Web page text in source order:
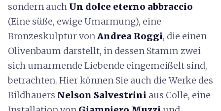
sondern auch Un dolce eterno abbraccio
(Eine süße, ewige Umarmung), eine
Bronzeskulptur vonAndrea Roggi, die einen
Olivenbaum darstellt, in dessen Stamm zwei
sich umarmende Liebende eingemeißelt sind,
betrachten. Hier können Sie auch die Werke des
Bildhauers Nelson Salvestrini aus Colle, eine